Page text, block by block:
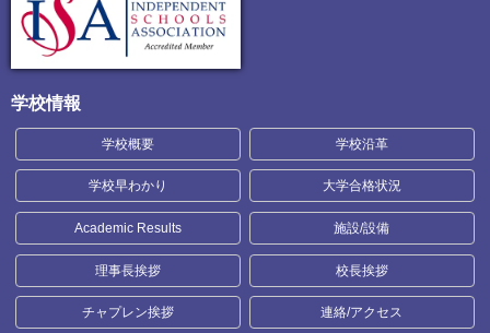
学校情報
学校概要 学校沿革
学校早わかり 大学合格状況
Academic Results 施設/設備
理事長挨拶 校長挨拶
チャプレン挨拶 連絡/アクセス